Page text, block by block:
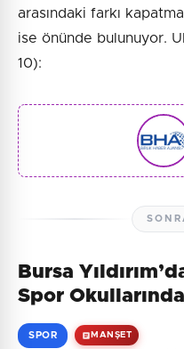
arasındaki farkı
ise önünde bulunuyor.
10):
Bursa
Spor
SPOR MANŞET